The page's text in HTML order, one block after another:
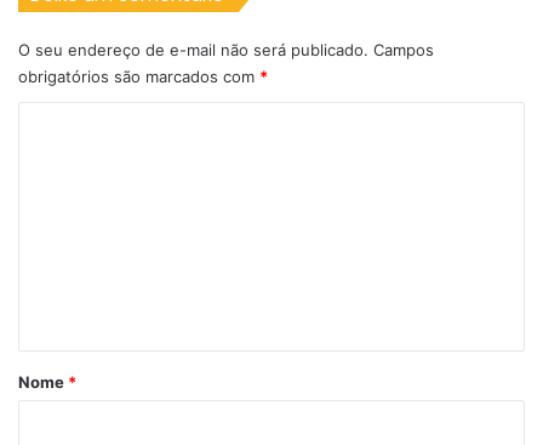
O seu endereço de e-mail não será publicado. Campos
obrigatórios são marcados com *
r
Nome *